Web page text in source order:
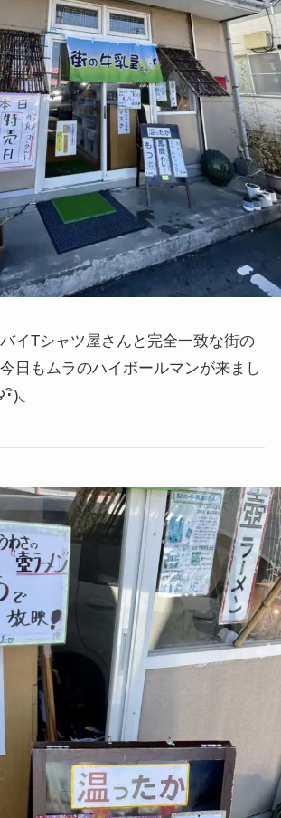
イTシャツ屋さんと完全一致な街の
日もムラのハイボールマンが来まし
)◟